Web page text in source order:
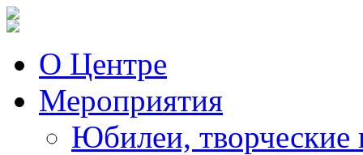
О Центре
Мероприятия
Юбилеи, творческие